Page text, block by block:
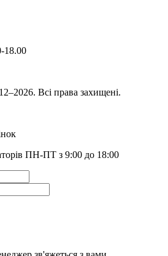
Всі права захищені.
ПН-ПТ з 9:00 до 18:00